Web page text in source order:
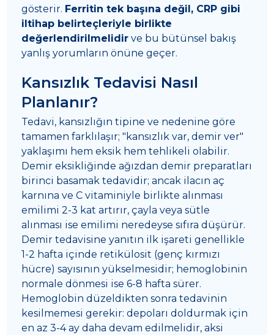
gösterir. Ferritin tek başına değil, CRP gibi
iltihap belirteçleriyle birlikte
değerlendirilmelidir ve bu bütünsel bakış
yanlış yorumların önüne geçer.
Kansızlık Tedavisi Nasıl
Planlanır?
Tedavi, kansızlığın tipine ve nedenine göre
tamamen farklılaşır; "kansızlık var, demir ver"
yaklaşımı hem eksik hem tehlikeli olabilir.
Demir eksikliğinde ağızdan demir preparatları
birinci basamak tedavidir; ancak ilacın aç
karnına ve C vitaminiyle birlikte alınması
emilimi 2-3 kat artırır, çayla veya sütle
alınması ise emilimi neredeyse sıfıra düşürür.
Demir tedavisine yanıtın ilk işareti genellikle
1-2 hafta içinde retikülosit (genç kırmızı
hücre) sayısının yükselmesidir; hemoglobinin
normale dönmesi ise 6-8 hafta sürer.
Hemoglobin düzeldikten sonra tedavinin
kesilmemesi gerekir: depoları doldurmak için
en az 3-4 ay daha devam edilmelidir, aksi